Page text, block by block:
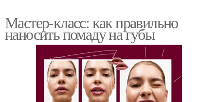
Мастер-класс: как правильно
наносить помаду на губы